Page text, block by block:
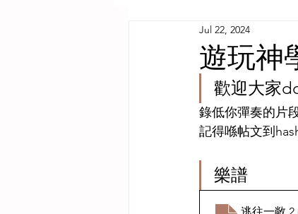
聖餐神學
靈修神學
遊玩神
Jul 22, 2024
歡迎大家
錄低你彈奏的片
記得喺帖文到
樂譜
逃往一敞 2